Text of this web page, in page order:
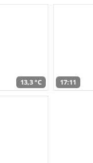
13,3 °C 17:11